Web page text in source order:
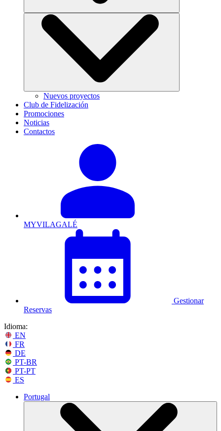
Nuevos proyectos
Club de Fidelización
Promociones
Noticias
Contactos
MYVILAGALÉ
Gestionar
Reservas
Idioma:
EN
FR
DE
PT-BR
PT-PT
ES
Portugal